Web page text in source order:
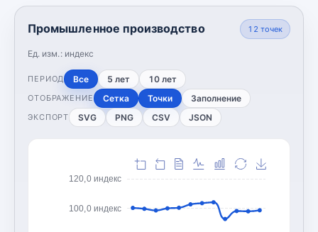
Промышленное производство
Ед. изм.: индекс
12 точек
ПЕРИОД Все 5 лет 10 лет
ОТОБРАЖЕНИЕ Сетка Точки Заполнение
ЭКСПОРТ SVG PNG CSV JSON
100,0 индекс
120,0 индекс